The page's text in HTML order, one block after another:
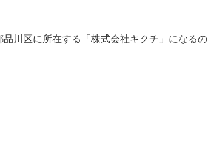
川区に所在する「株式会社キクチ」になるの